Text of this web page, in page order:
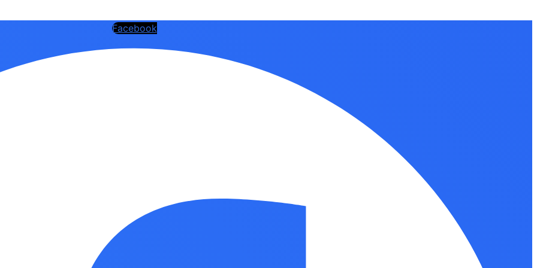
Facebook